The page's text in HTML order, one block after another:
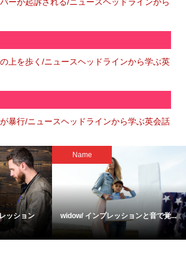
上を歩く/ニュースヘッドラインから学ぶ英
暴行/ニュースヘッドラインから学ぶ英会話
ッション
Name
widow/ インプレッションと音で覚...